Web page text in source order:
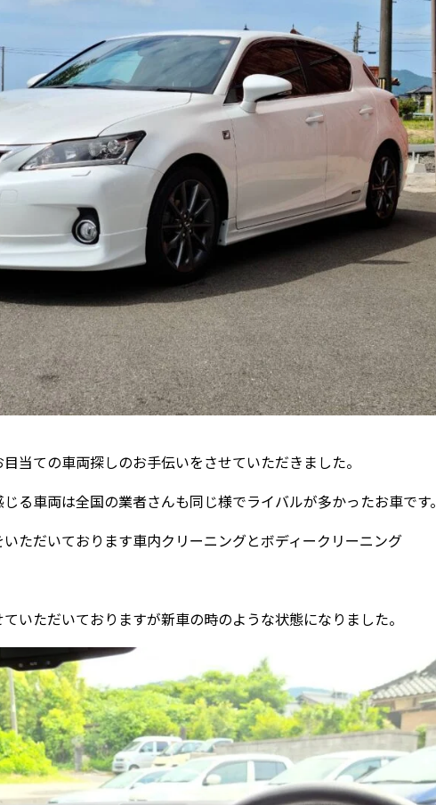
当ての車両探しのお手伝いをさせていただきました。
る車両は全国の業者さんも同じ様でライバルが多かったお車です。
ただいております車内クリーニングとボディークリーニング
いただいておりますが新車の時のような状態になりました。